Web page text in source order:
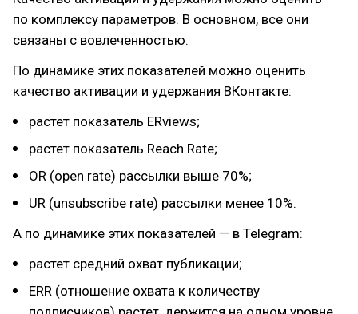
по комплексу параметров. В основном, все они
связаны с вовлеченностью.
По динамике этих показателей можно оценить
качество активации и удержания ВКонтакте:
растет показатель ERviews;
растет показатель Reach Rate;
OR (open rate) рассылки выше 70%;
UR (unsubscribe rate) рассылки менее 10%.
А по динамике этих показателей — в Telegram:
растет средний охват публикации;
ERR (отношение охвата к количеству